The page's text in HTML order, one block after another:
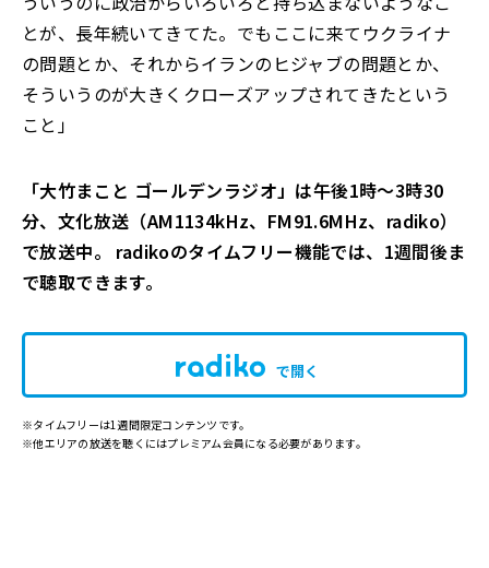
とが、長年続いてきてた。でもここに来てウクライナ
の問題とか、それからイランのヒジャブの問題とか、
そういうのが大きくクローズアップされてきたという
こと」
「大竹まこと ゴールデンラジオ」は午後1時～3時30
分、文化放送（AM1134kHz、FM91.6MHz、radiko）
で放送中。 radikoのタイムフリー機能では、1週間後ま
で聴取できます。
で開く
※タイムフリーは1週間限定コンテンツです。
※他エリアの放送を聴くにはプレミアム会員になる必要があります。